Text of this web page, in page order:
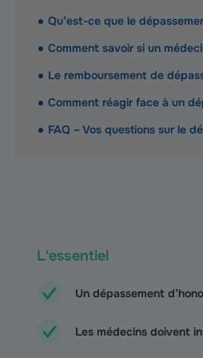
Qu’est-ce que le
Comment savoir si un
Le remboursement de
Comment réagir face à un
FAQ – Vos questions sur le
L'essentiel
Un dépassement
Les médecins doivent